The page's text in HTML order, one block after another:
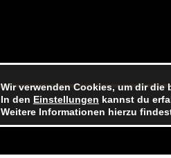
der
Produktseite
gewählt
werden
Wir verwenden Cookies, um dir
In den Einstellungen kannst du
Weitere Informationen hierzu